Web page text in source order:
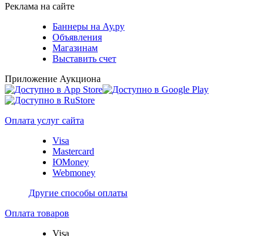
Реклама на сайте
Баннеры на Ау.ру
Объявления
Магазинам
Выставить счет
Приложение Аукциона
Оплата услуг сайта
Visa
Mastercard
ЮMoney
Webmoney
Другие способы оплаты
Оплата товаров
Visa